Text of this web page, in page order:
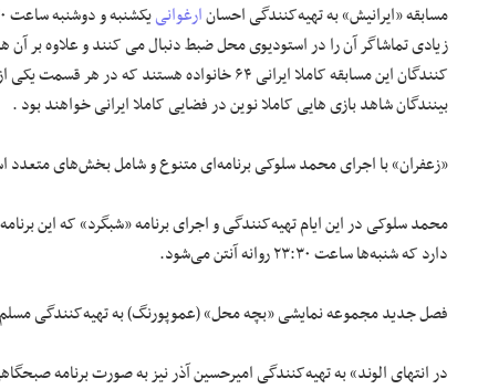
مسابقه «ایرانیش» به تهیه‌کنندگی احسانارغوانی
زیادی تماشاگر آن را در استودیوی محل ضبط دنبال می کنند و علاوه بر
کنندگان این مسابقه کاملا ایرانی ۶۴
بینندگان شاهد بازی هایی کاملا نوین در فضایی کاملا ایرانی خواهند بود .
«زعفران» با اجرای محمد سلوکی برنامه‌ای متنوع و شامل بخش‌های متعدد است که برای
محمد سلوکی در این ایام تهیه‌کنندگی و اجرای برنامه «شبگرد» که این
دارد که شنبه‌ها ساعت ۲۳:۳۰ روانه آنتن می‌شود.
فصل جدید مجموعه نمایشی «بچه محل» (عموپورنگ) به تهیه‌کنندگی مسلم آقاجانزاده در
در انتهای الوند» به تهیه‌کنندگی امیرحسین آذر نیز به صورت برنامه صبحگاهی و شبانگاهی